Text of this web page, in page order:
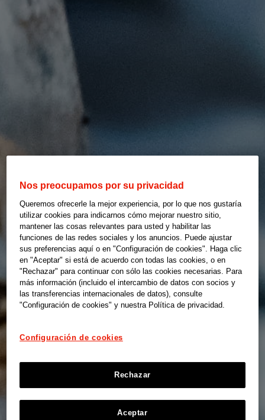
Nos preocupamos por su privacidad
Queremos ofrecerle la mejor experiencia, por lo que nos gustaría
utilizar cookies para indicarnos cómo mejorar nuestro sitio,
mantener las cosas relevantes para usted y habilitar las
funciones de las redes sociales y los anuncios. Puede ajustar
sus preferencias aquí o en "Configuración de cookies". Haga clic
en "Aceptar" si está de acuerdo con todas las cookies, o en
"Rechazar" para continuar con sólo las cookies necesarias. Para
más información (incluido el intercambio de datos con socios y
las transferencias internacionales de datos), consulte
"Configuración de cookies" y nuestra Política de privacidad.
Configuración de cookies
Rechazar
Aceptar